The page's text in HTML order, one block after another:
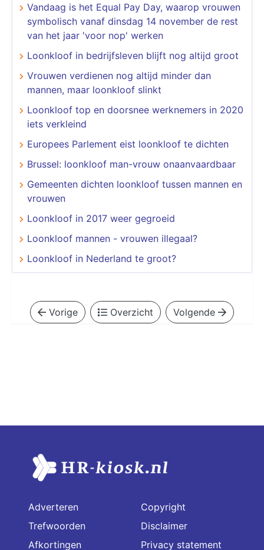
Vandaag is het Equal Pay Day, waarop vrouwen
symbolisch vanaf dinsdag 14 november de rest
van het jaar 'voor nop' werken
Loonkloof in bedrijfsleven blijft nog altijd groot
Vrouwen verdienen nog altijd minder dan
mannen, maar loonkloof slinkt
Loonkloof top en doorsnee werknemers in 2020
iets verkleind
Europees Parlement eist loonkloof te dichten
Brussel: loonkloof man-vrouw onaanvaardbaar
Gemeenten dichten loonkloof tussen mannen en
vrouwen
Loonkloof in 2017 weer gegroeid
Loonkloof mannen - vrouwen illegaal?
Loonkloof in Nederland te groot?
Vorige Overzicht Volgende
Adverteren
Trefwoorden
Afkortingen
Copyright
Disclaimer
Privacy statement